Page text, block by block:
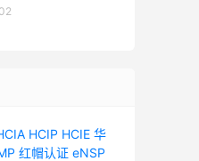
HCIP HCIE 华
红帽认证 eNSP